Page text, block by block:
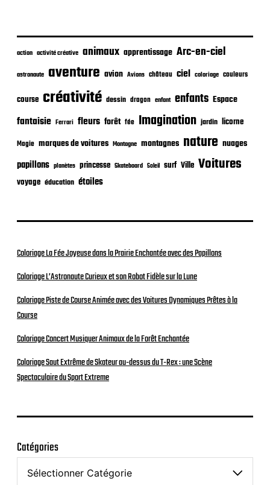
l
i
a
i
n
action activité créative animaux apprentissage Arc-en-ciel
astronaute aventure avion Avions château ciel coloriage couleurs
course créativité dessin dragon enfant enfants Espace
fantaisie Ferrari fleurs forêt fée Imagination jardin licorne
Magie marques de voitures Montagne montagnes nature nuages
papillons planètes princesse Skateboard Soleil surf Ville Voitures
voyage éducation étoiles
Coloriage La Fée Joyeuse dans la Prairie Enchantée avec des Papillons
Coloriage L’Astronaute Curieux et son Robot Fidèle sur la Lune
Coloriage Piste de Course Animée avec des Voitures Dynamiques Prêtes à la
Course
Coloriage Concert Musiquer Animaux de la Forêt Enchantée
Coloriage Saut Extrême de Skateur au-dessus du T-Rex : une Scène
Spectaculaire du Sport Extreme
Catégories